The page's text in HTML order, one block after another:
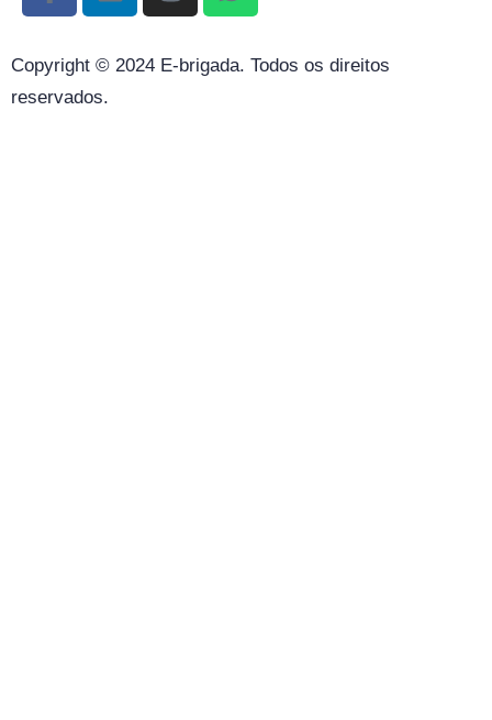
Copyright © 2024 E-brigada. Todos os direitos
reservados.